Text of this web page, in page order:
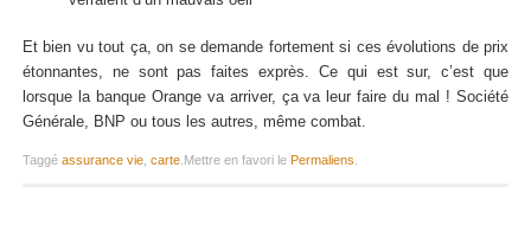
Et bien vu tout ça, on se demande fortement si ces évolutions de prix
étonnantes, ne sont pas faites exprès. Ce qui est sur, c’est que
lorsque la banque Orange va arriver, ça va leur faire du mal ! Société
Générale, BNP ou tous les autres, même combat.
Taggé assurance vie, carte. Mettre en favori le Permaliens